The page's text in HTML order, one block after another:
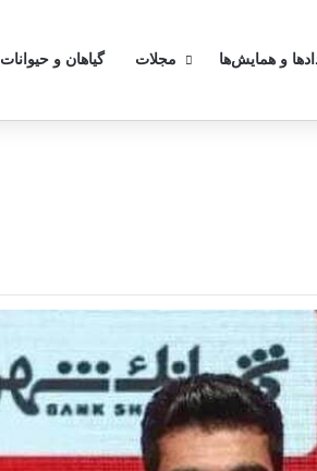
و همایش‌ها مجلات گیاهان و حیوانات